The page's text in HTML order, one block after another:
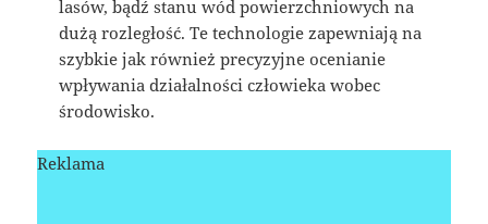
lasów, bądź stanu wód powierzchniowych na
dużą rozległość. Te technologie zapewniają na
szybkie jak również precyzyjne ocenianie
wpływania działalności człowieka wobec
środowisko.
Reklama